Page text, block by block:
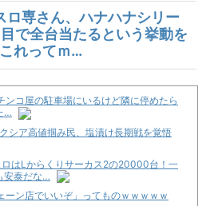
専さん、ハナハナシリー
で全台当たるという挙動を
れってｍ…
ンコ屋の駐車場にいるけど隣に停めたら
…
シア高値掴み民、塩漬け長期戦を覚悟
はLからくりサーカス2の20000台！一
安泰だな…
ーン店でいいぞ」ってものｗｗｗｗｗ